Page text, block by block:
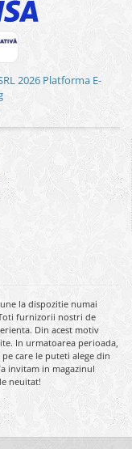
2026 Platforma E-
la dispozitie numai
furnizorii nostri de
Din acest motiv
In urmatoarea perioada,
care le puteti alege din
invitam in magazinul
neuitat!